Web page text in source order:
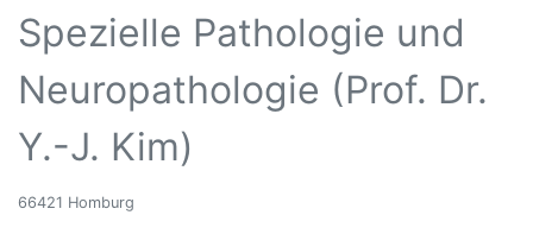
Spezielle Pathologie und
Neuropathologie (Prof. Dr.
Y.-J. Kim)
66421 Homburg